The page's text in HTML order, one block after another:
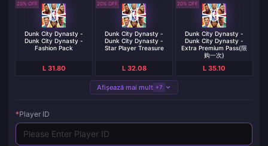
20% OFF
Dunk City Dynasty -
Dunk City Dynasty -
Fashion Pack
L 31.80
20% OFF
Dunk City Dynasty -
Dunk City Dynasty -
Star Player Treasure
L 32.08
20% OFF
Dunk City Dynasty -
Dunk City Dynasty -
Extra Premium Pass(限
购一次)
L 35.10
Afișează mai mult +7
*Player ID